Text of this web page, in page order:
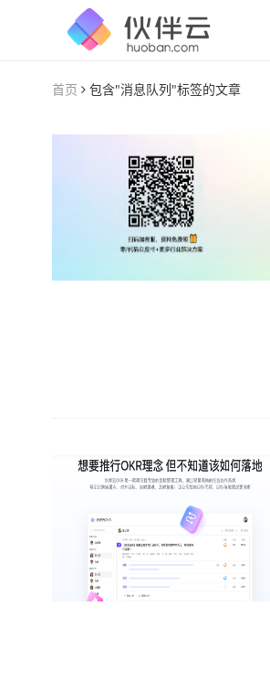
首页 包含"消息队列"标签的文章